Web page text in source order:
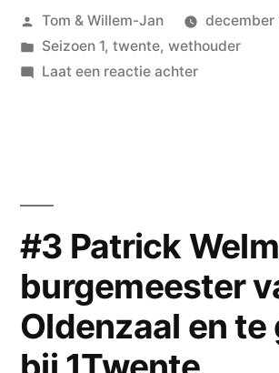
Geplaatst
door
Tom & Willem-Jan
december
Geplaatst
in
Seizoen 1, twente, wethouder
Laat een reactie achterop
#3 Patrick
burgemeester
Oldenzaal en te